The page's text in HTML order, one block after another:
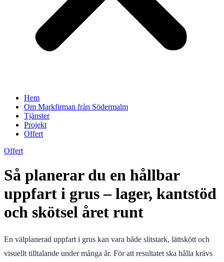
Hem
Om Markfirman från Södermalm
Tjänster
Projekt
Offert
Offert
Så planerar du en hållbar
uppfart i grus – lager, kantstöd
och skötsel året runt
En välplanerad uppfart i grus kan vara både slitstark, lättskött och
visuellt tilltalande under många år. För att resultatet ska hålla krävs